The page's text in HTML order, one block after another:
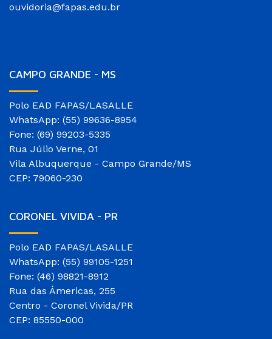
ouvidoria@fapas.edu.br
CAMPO GRANDE - MS
Polo EAD FAPAS/LASALLE
WhatsApp: (55) 99636-8954
Fone: (69) 99203-5335
Rua Júlio Verne, 01
Vila Albuquerque - Campo Grande/MS
CEP: 79060-230
CORONEL VIVIDA - PR
Polo EAD FAPAS/LASALLE
WhatsApp: (55) 99105-1251
Fone: (46) 98821-8912
Rua das Ámericas, 255
Centro - Coronel Vivida/PR
CEP: 85550-000